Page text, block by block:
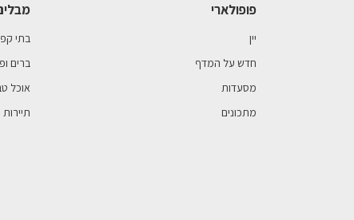
פופולארי
יין
חדש על המדף
מסעדות
מתכונים
בתי
ברים
אוכל
תיירות